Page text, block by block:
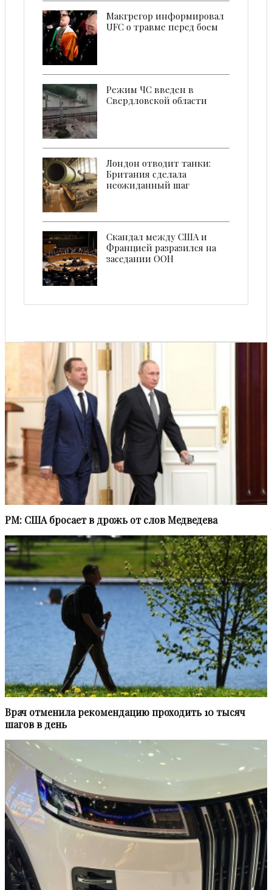
Макгрегор информировал
UFC о травме перед боем
Режим ЧС введен в
Свердловской области
Лондон отводит танки:
Британия сделала
неожиданный шаг
Скандал между США и
Францией разразился на
заседании ООН
PM: США бросает в дрожь от слов Медведева
Врач отменила рекомендацию проходить 10 тысяч
шагов в день